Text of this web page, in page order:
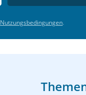
Nutzungsbedingungen.